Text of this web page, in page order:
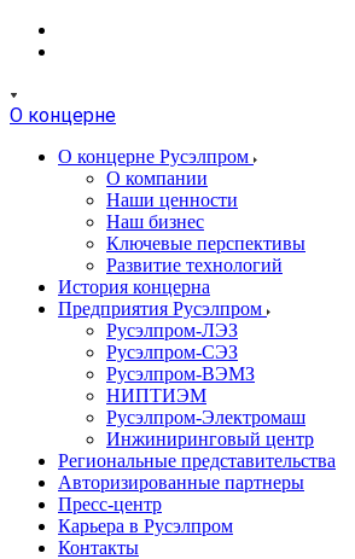
О концерне
О концерне Русэлпром
О компании
Наши ценности
Наш бизнес
Ключевые перспективы
Развитие технологий
История концерна
Предприятия Русэлпром
Русэлпром-ЛЭЗ
Русэлпром-СЭЗ
Русэлпром-ВЭМЗ
НИПТИЭМ
Русэлпром-Электромаш
Инжиниринговый центр
Региональные представительства
Авторизированные партнеры
Пресс-центр
Карьера в Русэлпром
Контакты